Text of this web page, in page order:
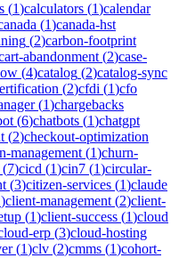
(1)calculators (1)calendar
(1)canada-hst
(2)carbon-footprint
abandonment (2)case-
(4)catalog (2)catalog-sync
(2)cfdi (1)cfo
(1)chargebacks
(6)chatbots (1)chatgpt
(2)checkout-optimization
management (1)churn-
(7)cicd (1)cin7 (1)circular-
(3)citizen-services (1)claude
)client-management (2)client-
(1)client-success (1)cloud
erp (3)cloud-hosting
(1)clv (2)cmms (1)cohort-